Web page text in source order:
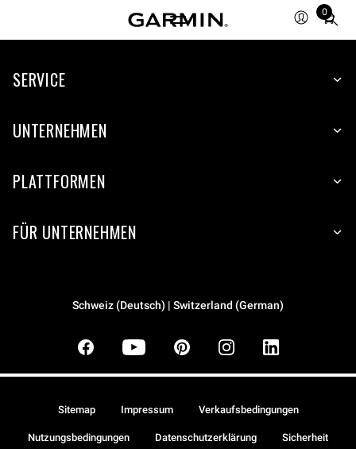
0
Total
items
cart:
SERVICE
UNTERNEHMEN
PLATTFORMEN
FÜR UNTERNEHMEN
Schweiz (Deutsch) | Switzerland (German)
Sitemap Impressum Verkaufsbedingungen
Nutzungsbedingungen Datenschutzerklärung Sicherheit